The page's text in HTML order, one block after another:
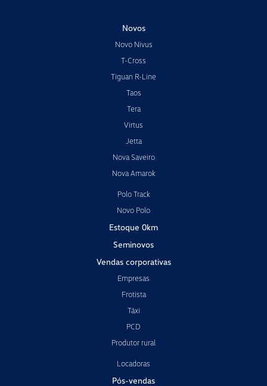
Novos
Novo Nivus
T-Cross
Tiguan R-Line
Taos
Tera
Virtus
Jetta
Nova Saveiro
Nova Amarok
Polo Track
Novo Polo
Estoque 0km
Seminovos
Vendas corporativas
Empresas
Frotista
Táxi
PCD
Produtor rural
Locadoras
Pós-vendas